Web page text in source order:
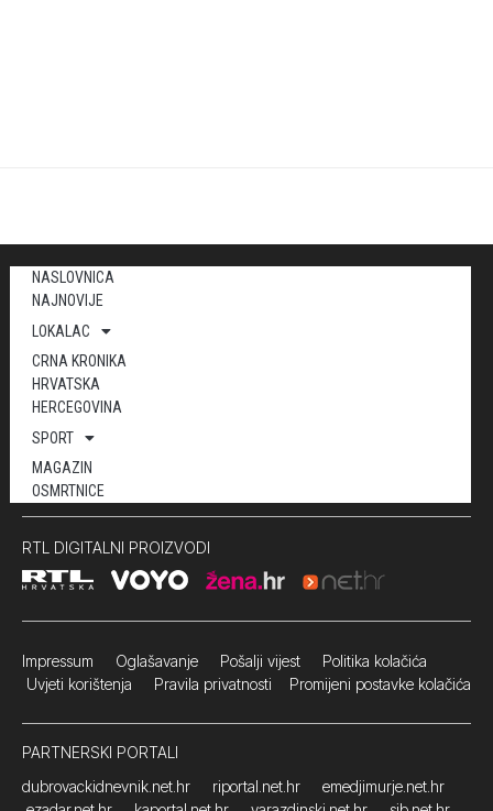
NASLOVNICA
NAJNOVIJE
LOKALAC
CRNA KRONIKA
HRVATSKA
HERCEGOVINA
SPORT
MAGAZIN
OSMRTNICE
RTL DIGITALNI PROIZVODI
Impressum Oglašavanje Pošalji vijest Politika kolačića
Uvjeti korištenja Pravila privatnosti Promijeni postavke kolačića
PARTNERSKI PORTALI
dubrovackidnevnik.net.hr
riportal.net.hr
emedjimurje.net.hr